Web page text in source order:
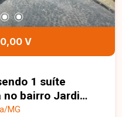
V
1 suíte
no bairro Jardim
MG